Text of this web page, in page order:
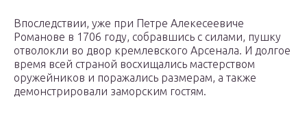
Впоследствии, уже при Петре Алекесеевиче
Романове в 1706 году, собравшись с силами, пушку
отволокли во двор кремлевского Арсенала. И долгое
время всей страной восхищались мастерством
оружейников и поражались размерам, а также
демонстрировали заморским гостям.